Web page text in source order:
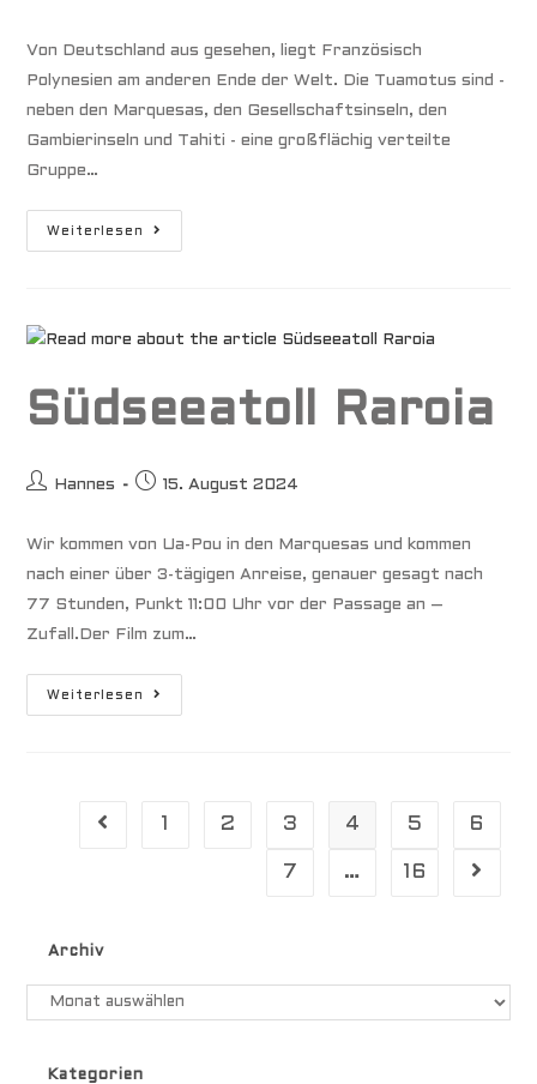
Von Deutschland aus gesehen, liegt Französisch
Polynesien am anderen Ende der Welt. Die Tuamotus sind -
neben den Marquesas, den Gesellschaftsinseln, den
Gambierinseln und Tahiti - eine großflächig verteilte
Gruppe…
Weiterlesen
Südseeatoll
Südseeatoll Raroia
Beitrags-
Hannes
Beitrag
15. August 2024
Wir kommen von Ua-Pou in den Marquesas und kommen
nach einer über 3-tägigen Anreise, genauer gesagt nach
77 Stunden, Punkt 11:00 Uhr vor der Passage an –
Zufall.Der Film zum…
Weiterlesen
Südseeatoll
Gehe zur vorherigen Seite
1 2 3 4 5 6
7 … 16 Gehe
Archiv
Archiv
Kategorien